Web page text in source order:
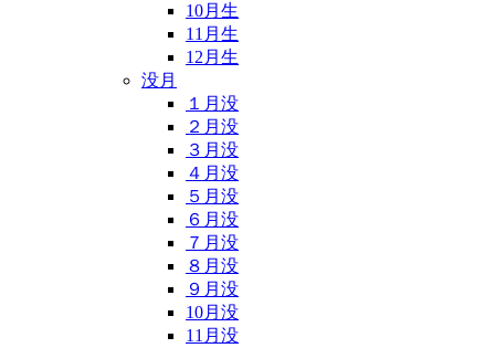
10月生
11月生
12月生
没月
１月没
２月没
３月没
４月没
５月没
６月没
７月没
８月没
９月没
10月没
11月没